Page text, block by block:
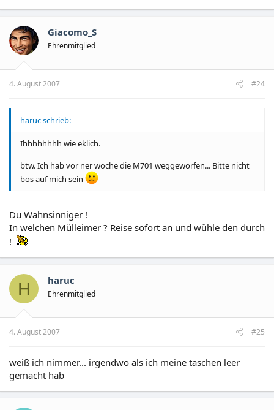
Giacomo_S
Ehrenmitglied
4. August 2007 #24
haruc schrieb:
Ihhhhhhhh wie eklich.
btw. Ich hab vor ner woche die M701 weggeworfen... Bitte nicht
bös auf mich sein
Du Wahnsinniger !
In welchen Mülleimer ? Reise sofort an und wühle den durch
!
H haruc
Ehrenmitglied
4. August 2007 #25
weiß ich nimmer... irgendwo als ich meine taschen leer
gemacht hab